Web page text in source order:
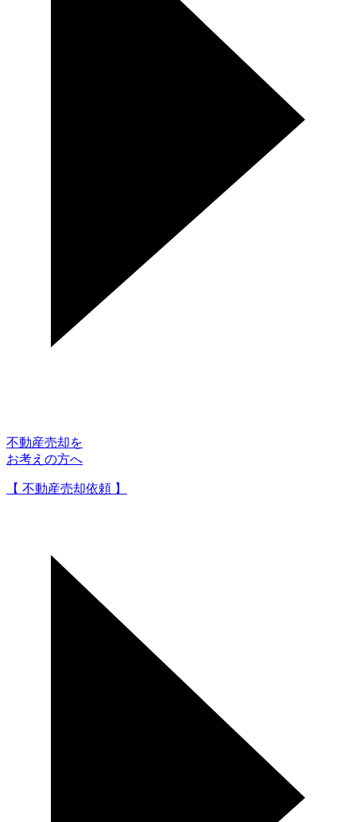
不動産売却を
お考えの方へ
【 不動産売却依頼 】